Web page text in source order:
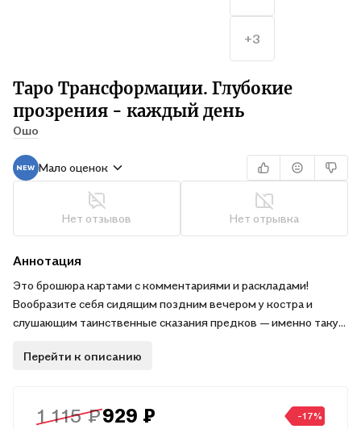
Таро Трансформации. Глубокие
прозрения - каждый день
Ошо
Мало оценок
Нет отзывов Нет отрывка
+3
Аннотация
Это брошюра картами с комментариями и раскладами!
Вообразите себя сидящим поздним вечером у костра и
слушающим таинственные сказания предков — именно такую
Эта книга рассказывает истории 60 красивейших карт,
иудейский мистицизм. С её помощью эти карты отвечают на
Перейти к описанию
1 115 ₽929 ₽ -17%